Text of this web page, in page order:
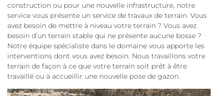
construction ou pour une nouvelle infrastructure, notre
service vous présente un service de travaux de terrain. Vous
avez besoin de mettre à niveau votre terrain ? Vous avez
besoin d’un terrain stable qui ne présente aucune bosse ?
Notre équipe spécialiste dans le domaine vous apporte les
interventions dont vous avez besoin. Nous travaillons votre
terrain de façon à ce que votre terrain soit prêt à être
travaillé ou à accueillir une nouvelle pose de gazon.